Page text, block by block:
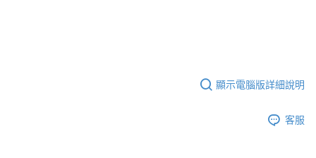
顯示電腦版詳細說明
客服